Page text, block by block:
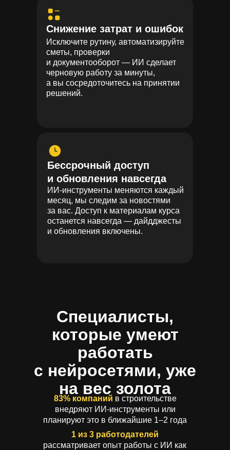
Снижение затрат и ошибок
Исключите рутину, автоматизируйте
сметы, проверки
и документооборот — ИИ сделает
черновую работу за минуты,
а вы сосредоточитесь на принятии
решений.
Бессрочный доступ
и обновления навсегда
ИИ-инструменты меняются каждый
месяц, мы следим за новостями
за вас. Доступ к материалам курса
останется навсегда — дайдджесты
и обновления включены.
1 из 3 работодателей
рассматривает опыт работы с ИИ как
83% компаний в строительстве
внедряют ИИ-инструменты или
планируют это в ближайшие 1–2 года
Специалисты,
которые умеют
работать
с нейросетями, уже
на вес золота